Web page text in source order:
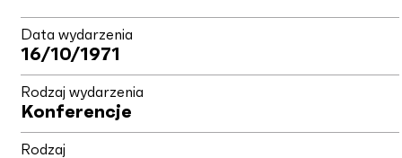
Data wydarzenia
16/10/1971
Rodzaj wydarzenia
Konferencje
Rodzaj